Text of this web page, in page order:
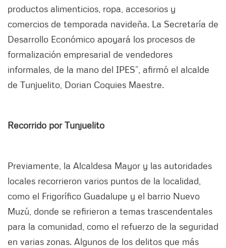
productos alimenticios, ropa, accesorios y
comercios de temporada navideña. La Secretaría de
Desarrollo Económico apoyará los procesos de
formalización empresarial de vendedores
informales, de la mano del IPES”, afirmó el alcalde
de Tunjuelito, Dorian Coquies Maestre.
Recorrido por Tunjuelito
Previamente, la Alcaldesa Mayor y las autoridades
locales recorrieron varios puntos de la localidad,
como el Frigorífico Guadalupe y el barrio Nuevo
Muzú, donde se refirieron a temas trascendentales
para la comunidad, como el refuerzo de la seguridad
en varias zonas. Algunos de los delitos que más